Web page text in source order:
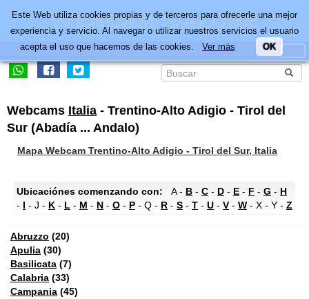
Webcams Italia - Trentino-Alto Adigio - Tirol del
Sur (Abadía ... Andalo)
Mapa Webcam Trentino-Alto Adigio - Tirol del Sur, Italia
Ubicaciónes comenzando con: A - B - C - D - E - F - G - H
- I - J - K - L - M - N - O - P - Q - R - S - T - U - V- W - X - Y - Z
Abruzzo (20)
Apulia (30)
Basilicata (7)
Calabria (33)
Campania (45)
Este Web utiliza cookies propias y de terceros para ofrecerle una mejor
experiencia y servicio. Al navegar o utilizar nuestros servicios el usuario
acepta el uso que hacemos de las cookies. Ver más OK